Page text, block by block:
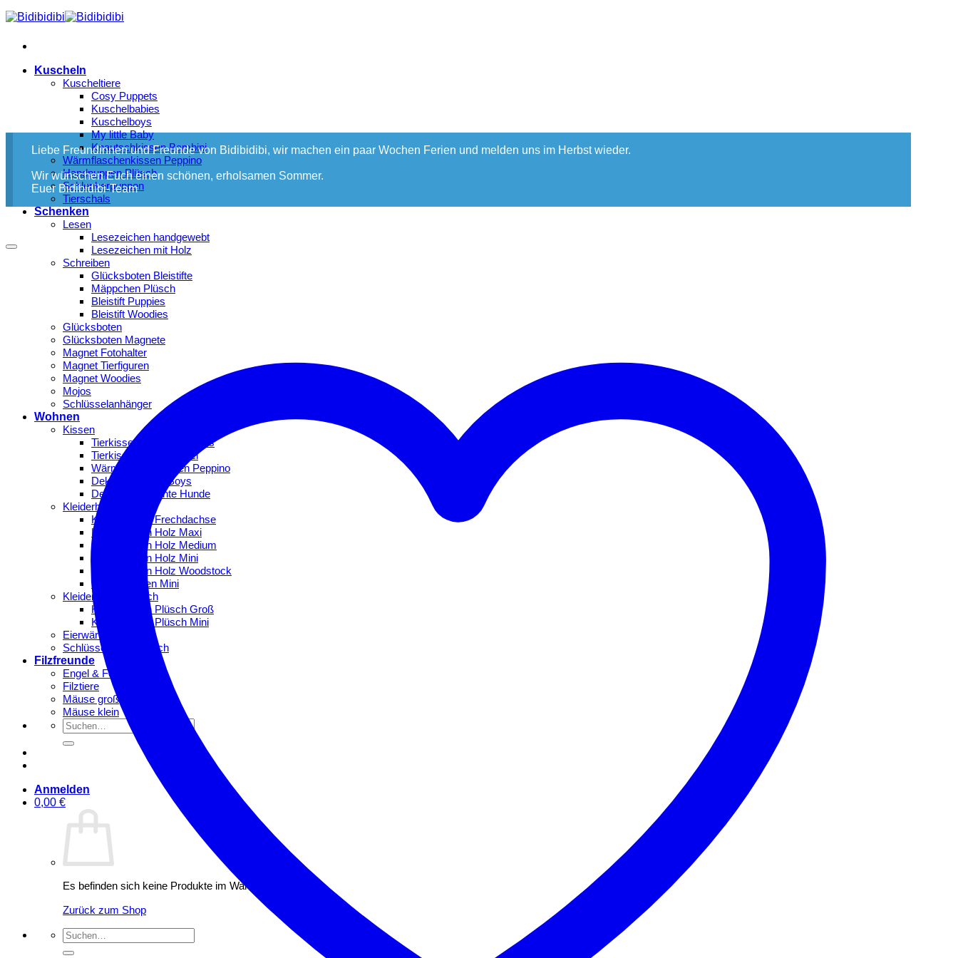
Zum
Inhalt
Kuscheln
Kuscheltiere
Cosy Puppets
Kuschelbabies
Kuschelboys
My little Baby
Knautschkissen Bambini
Wärmflaschenkissen Peppino
Handpuppen Plüsch
Schlenkerpuppen
Tierschals
Schenken
Lesen
Lesezeichen handgewebt
Lesezeichen mit Holz
Schreiben
Glücksboten Bleistifte
Mäppchen Plüsch
Bleistift Puppies
Bleistift Woodies
Glücksboten
Glücksboten Magnete
Magnet Fotohalter
Magnet Tierfiguren
Magnet Woodies
Mojos
Schlüsselanhänger
Wohnen
Kissen
Tierkissen Sofachampions
Tierkissen Die Lümmel
Wärmflaschenkissen Peppino
Dekokissen Big Boys
Dekokissen Bunte Hunde
Kleiderhaken Holz
Kleiderhaken Frechdachse
Kleiderhaken Holz Maxi
Kleiderhaken Holz Medium
Kleiderhaken Holz Mini
Kleiderhaken Holz Woodstock
Tierfigurhaken Mini
Kleiderhaken Plüsch
Kleiderhaken Plüsch Groß
Kleiderhaken Plüsch Mini
Eierwärmer
Schlüsselhalter Plüsch
Filzfreunde
Engel & Feen
Filztiere
Mäuse groß
Mäuse klein
Suchen
nach:
Anmelden
0,00 €
Es befinden sich keine Produkte im Warenkorb.
Zurück zum Shop
Suchen
nach:
Liebe Freundinnen und Freunde von Bidibidibi, wir machen ein paar Wochen Ferien und melden uns im Herbst wieder.
Wir wünschen Euch einen schönen, erholsamen Sommer.
Euer Bidibidibi-Team